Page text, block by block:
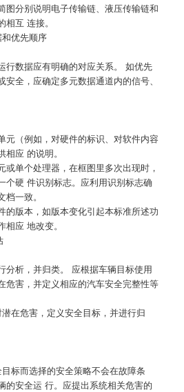
图分别说明电子传输链、液压传输链和
互 连接。
优先顺序
行数据应有明确的对应关系。 如优先
全，应确定多元数据通道内的信号、
元（例如，对硬件的标识、对软件内容
应 的说明。
或单个处理器，在框图里多次出现时，
个硬 件识别标志。应利用识别标志确
一致。
的版本，如版本变化引起本标准所述功
应 地改变。
分析，并归类。 应根据车辆目标使用
危害，并定义相应的汽车安全完整性等
在危害，定义安全目标，并进行归
标而选择的安全策略不会在故障条
的安全运 行。应提出系统相关危害的